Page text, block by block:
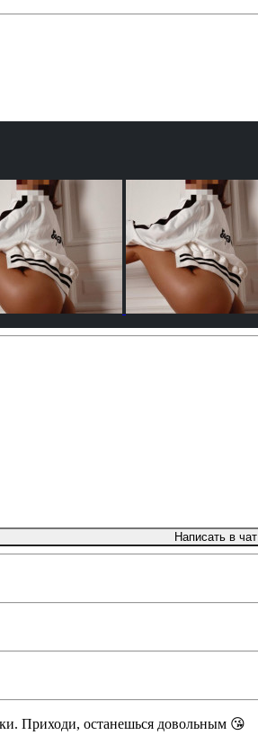
Написать в чат
Приходи, останешься довольным 😘